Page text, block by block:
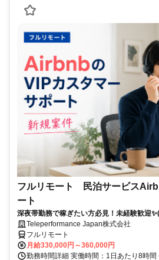
フルリモート 民泊サービス
ート
深夜帯勤務で稼ぎたい方必見！未経験歓迎
Teleperformance Japan株式会社
フルリモート
月給330,000円～360,000円
勤務時間詳細 実働時間：1日あたり8時